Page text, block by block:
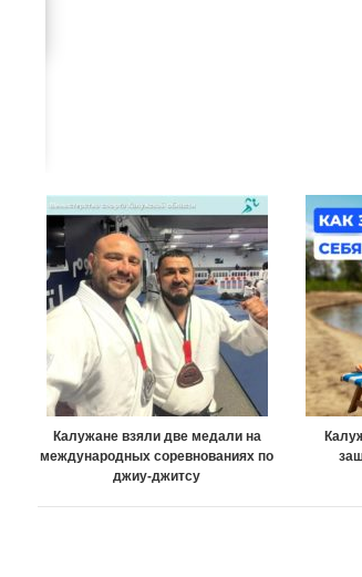
Калужане взяли две медали на
международных соревнованиях по
джиу-джитсу